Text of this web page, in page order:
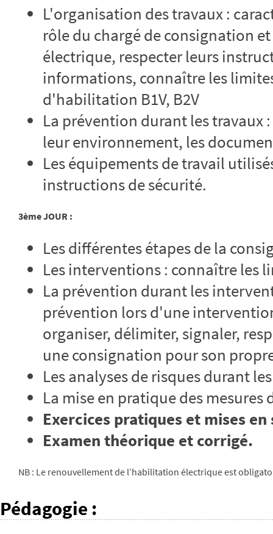
L'organisation des travaux :
rôle du chargé de consignation
électrique, respecter leurs
informations, connaître les
d'habilitation B1V, B2V
La prévention durant les travaux
leur environnement, les
Les équipements de travail
instructions de sécurité.
3ème JOUR :
Les différentes étapes de la
Les interventions : connaître les
La prévention durant les
prévention lors d'une
organiser, délimiter, signaler,
une consignation pour son
Les analyses de risques durant
La mise en pratique des mesures
Exercices pratiques et mises
Examen théorique et corrigé.
NB : Le renouvellement de l’habilitation électrique est
Pédagogie :